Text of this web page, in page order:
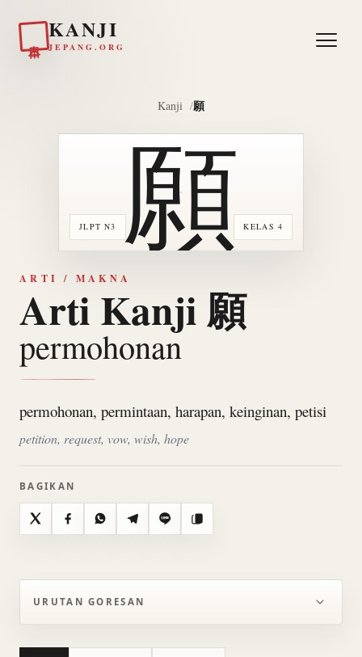
KANJI
JEPANG.ORG
Kanji 願
JLPT N3 KELAS 4
願
ARTI / MAKNA
Arti Kanji 願
permohonan
permohonan, permintaan, harapan, keinginan, petisi
petition, request, vow, wish, hope
BAGIKAN
X FacebookWhatsAppTelegramLine Salin
URUTAN GORESAN